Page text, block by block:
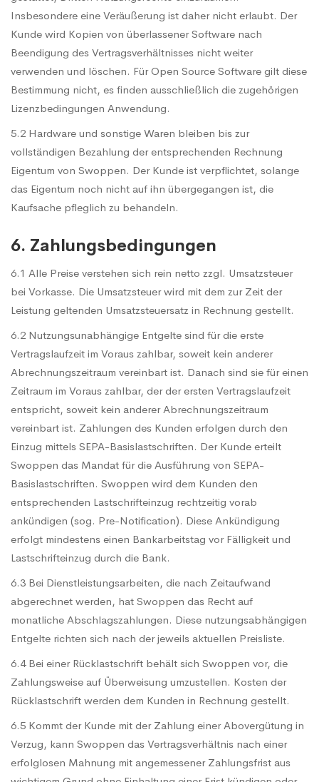
Insbesondere eine Veräußerung ist daher nicht erlaubt. Der
Kunde wird Kopien von überlassener Software nach
Beendigung des Vertragsverhältnisses nicht weiter
verwenden und löschen. Für Open Source Software gilt diese
Bestimmung nicht, es finden ausschließlich die zugehörigen
Lizenzbedingungen Anwendung.
5.2 Hardware und sonstige Waren bleiben bis zur
vollständigen Bezahlung der entsprechenden Rechnung
Eigentum von Swoppen. Der Kunde ist verpflichtet, solange
das Eigentum noch nicht auf ihn übergegangen ist, die
Kaufsache pfleglich zu behandeln.
6. Zahlungsbedingungen
6.1 Alle Preise verstehen sich rein netto zzgl. Umsatzsteuer
bei Vorkasse. Die Umsatzsteuer wird mit dem zur Zeit der
Leistung geltenden Umsatzsteuersatz in Rechnung gestellt.
6.2 Nutzungsunabhängige Entgelte sind für die erste
Vertragslaufzeit im Voraus zahlbar, soweit kein anderer
Abrechnungszeitraum vereinbart ist. Danach sind sie für einen
Zeitraum im Voraus zahlbar, der der ersten Vertragslaufzeit
entspricht, soweit kein anderer Abrechnungszeitraum
vereinbart ist. Zahlungen des Kunden erfolgen durch den
Einzug mittels SEPA-Basislastschriften. Der Kunde erteilt
Swoppen das Mandat für die Ausführung von SEPA-
Basislastschriften. Swoppen wird dem Kunden den
entsprechenden Lastschrifteinzug rechtzeitig vorab
ankündigen (sog. Pre-Notification). Diese Ankündigung
erfolgt mindestens einen Bankarbeitstag vor Fälligkeit und
Lastschrifteinzug durch die Bank.
6.3 Bei Dienstleistungsarbeiten, die nach Zeitaufwand
abgerechnet werden, hat Swoppen das Recht auf
monatliche Abschlagszahlungen. Diese nutzungsabhängigen
Entgelte richten sich nach der jeweils aktuellen Preisliste.
6.4 Bei einer Rücklastschrift behält sich Swoppen vor, die
Zahlungsweise auf Überweisung umzustellen. Kosten der
Rücklastschrift werden dem Kunden in Rechnung gestellt.
6.5 Kommt der Kunde mit der Zahlung einer Abovergütung in
Verzug, kann Swoppen das Vertragsverhältnis nach einer
erfolglosen Mahnung mit angemessener Zahlungsfrist aus